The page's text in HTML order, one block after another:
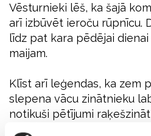
Vēsturnieki lēš, ka šajā
arī izbūvēt ieroču rūpnīcu.
līdz pat kara pēdējai dienai
maijam.
Klīst arī leģendas, ka zem
slepena vācu zinātnieku
notikuši pētījumi
arī mūsdienās daļa pils